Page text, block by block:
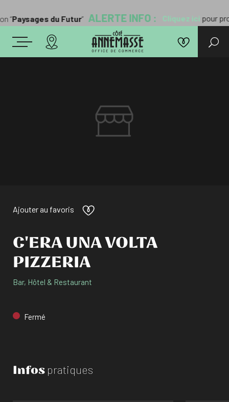
“Paysages du Futur” ALERTE INFO : Cliquez icipour
Ajouter au favoris
C'ERA UNA VOLTA
PIZZERIA
Bar, Hôtel & Restaurant
Fermé
Infos pratiques